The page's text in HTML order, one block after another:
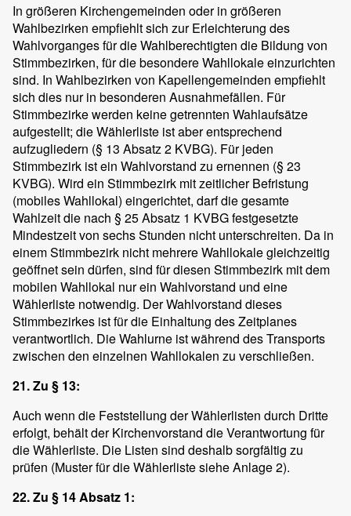
In größeren Kirchengemeinden oder in größeren
Wahlbezirken empfiehlt sich zur Erleichterung des
Wahlvorganges für die Wahlberechtigten die Bildung von
Stimmbezirken, für die besondere Wahllokale einzurichten
sind. In Wahlbezirken von Kapellengemeinden empfiehlt
sich dies nur in besonderen Ausnahmefällen. Für
Stimmbezirke werden keine getrennten Wahlaufsätze
aufgestellt; die Wählerliste ist aber entsprechend
aufzugliedern (§ 13 Absatz 2 KVBG). Für jeden
Stimmbezirk ist ein Wahlvorstand zu ernennen (§ 23
KVBG). Wird ein Stimmbezirk mit zeitlicher Befristung
(mobiles Wahllokal) eingerichtet, darf die gesamte
Wahlzeit die nach § 25 Absatz 1 KVBG festgesetzte
Mindestzeit von sechs Stunden nicht unterschreiten. Da in
einem Stimmbezirk nicht mehrere Wahllokale gleichzeitig
geöffnet sein dürfen, sind für diesen Stimmbezirk mit dem
mobilen Wahllokal nur ein Wahlvorstand und eine
Wählerliste notwendig. Der Wahlvorstand dieses
Stimmbezirkes ist für die Einhaltung des Zeitplanes
verantwortlich. Die Wahlurne ist während des Transports
zwischen den einzelnen Wahllokalen zu verschließen.
21. Zu § 13:
Auch wenn die Feststellung der Wählerlisten durch Dritte
erfolgt, behält der Kirchenvorstand die Verantwortung für
die Wählerliste. Die Listen sind deshalb sorgfältig zu
prüfen (Muster für die Wählerliste siehe Anlage 2).
22. Zu § 14 Absatz 1: